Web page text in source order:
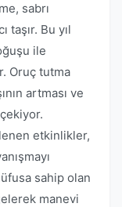
sabrı
taşır. Bu yıl
ile
Oruç tutma
artması ve
etkinlikler,
sahip olan
manevi